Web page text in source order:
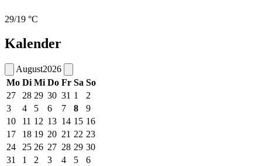
29/19 °C
Kalender
August2026
Mo Di Mi Do Fr Sa So
27
28 29 30 31 1
2
3
4 5 6 7 8
9
10
11 12 13 14 15 16
17
18 19 20 21 22 23
24
25 26 27 28 29 30
31
1 2 3 4 5 6